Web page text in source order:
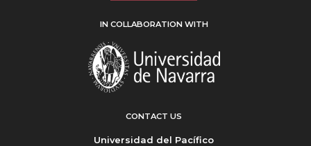
IN COLLABORATION WITH
CONTACT US
Universidad del Pacífico